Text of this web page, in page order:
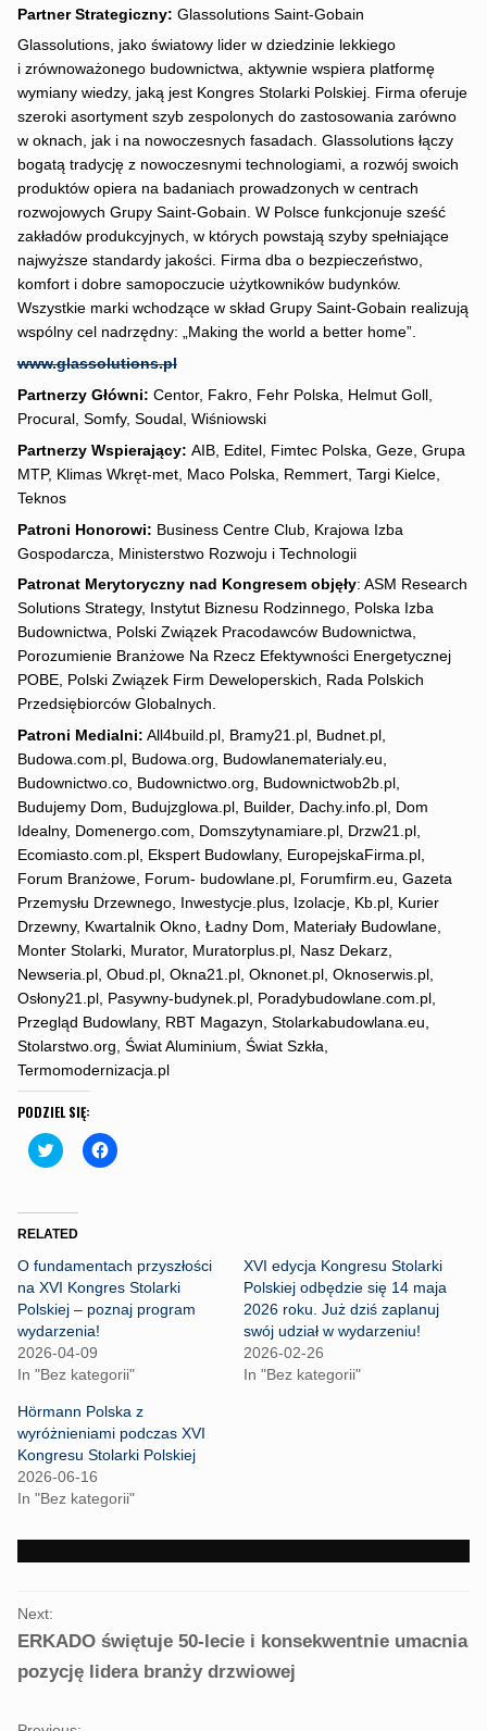
Partner Strategiczny: Glassolutions Saint-Gobain
Glassolutions, jako światowy lider w dziedzinie lekkiego
i zrównoważonego budownictwa, aktywnie wspiera platformę
wymiany wiedzy, jaką jest Kongres Stolarki Polskiej. Firma oferuje
szeroki asortyment szyb zespolonych do zastosowania zarówno
w oknach, jak i na nowoczesnych fasadach. Glassolutions łączy
bogatą tradycję z nowoczesnymi technologiami, a rozwój swoich
produktów opiera na badaniach prowadzonych w centrach
rozwojowych Grupy Saint-Gobain. W Polsce funkcjonuje sześć
zakładów produkcyjnych, w których powstają szyby spełniające
najwyższe standardy jakości. Firma dba o bezpieczeństwo,
komfort i dobre samopoczucie użytkowników budynków.
Wszystkie marki wchodzące w skład Grupy Saint-Gobain realizują
wspólny cel nadrzędny: „Making the world a better home”.
www.glassolutions.pl
Partnerzy Główni: Centor, Fakro, Fehr Polska, Helmut Goll,
Procural, Somfy, Soudal, Wiśniowski
Partnerzy Wspierający: AIB, Editel, Fimtec Polska, Geze, Grupa
MTP, Klimas Wkręt-met, Maco Polska, Remmert, Targi Kielce,
Teknos
Patroni Honorowi: Business Centre Club, Krajowa Izba
Gospodarcza, Ministerstwo Rozwoju i Technologii
Patronat Merytoryczny nad Kongresem objęły: ASM Research
Solutions Strategy, Instytut Biznesu Rodzinnego, Polska Izba
Budownictwa, Polski Związek Pracodawców Budownictwa,
Porozumienie Branżowe Na Rzecz Efektywności Energetycznej
POBE, Polski Związek Firm Deweloperskich, Rada Polskich
Przedsiębiorców Globalnych.
Patroni Medialni: All4build.pl, Bramy21.pl, Budnet.pl,
Budowa.com.pl, Budowa.org, Budowlanematerialy.eu,
Budownictwo.co, Budownictwo.org, Budownictwob2b.pl,
Budujemy Dom, Budujzglowa.pl, Builder, Dachy.info.pl, Dom
Idealny, Domenergo.com, Domszytynamiare.pl, Drzw21.pl,
Ecomiasto.com.pl, Ekspert Budowlany, EuropejskaFirma.pl,
Forum Branżowe, Forum- budowlane.pl, Forumfirm.eu, Gazeta
Przemysłu Drzewnego, Inwestycje.plus, Izolacje, Kb.pl, Kurier
Drzewny, Kwartalnik Okno, Ładny Dom, Materiały Budowlane,
Monter Stolarki, Murator, Muratorplus.pl, Nasz Dekarz,
Newseria.pl, Obud.pl, Okna21.pl, Oknonet.pl, Oknoserwis.pl,
Osłony21.pl, Pasywny-budynek.pl, Poradybudowlane.com.pl,
Przegląd Budowlany, RBT Magazyn, Stolarkabudowlana.eu,
Stolarstwo.org, Świat Aluminium, Świat Szkła,
Termomodernizacja.pl
PODZIEL SIĘ:
C
l
t
o
h
a
r
e
o
n
T
w
i
e
r
(
O
p
e
n
n
d
w
)
C
l
h
a
r
e
o
c
b
o
o
k
(
e
i
n
o
w
RELATED
O fundamentach przyszłości
na XVI Kongres Stolarki
Polskiej – poznaj program
wydarzenia!
2026-04-09
In "Bez kategorii"
XVI edycja Kongresu Stolarki
Polskiej odbędzie się 14 maja
2026 roku. Już dziś zaplanuj
swój udział w wydarzeniu!
2026-02-26
In "Bez kategorii"
Hörmann Polska z
wyróżnieniami podczas XVI
Kongresu Stolarki Polskiej
2026-06-16
In "Bez kategorii"
PORTFOLIO
NAVIGATION
Next:
ERKADO świętuje 50-lecie i konsekwentnie umacnia
pozycję lidera branży drzwiowej